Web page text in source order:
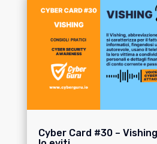
Cyber Card #30 –